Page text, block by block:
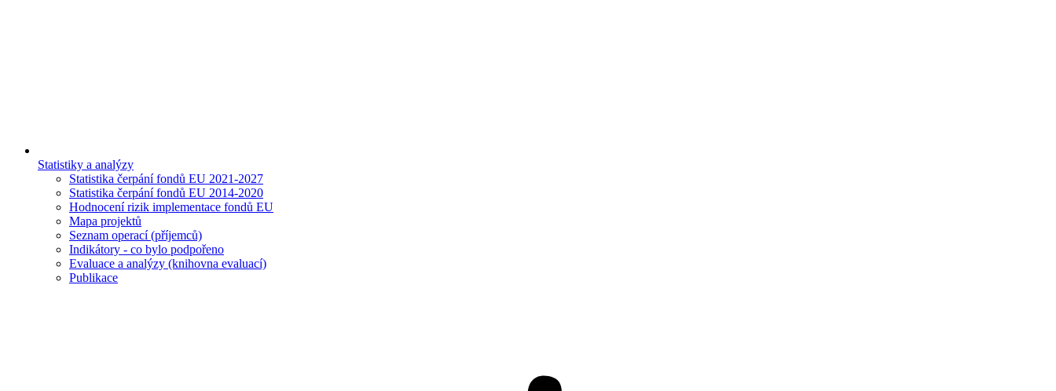
Statistiky a analýzy
Statistika čerpání fondů EU 2021-2027
Statistika čerpání fondů EU 2014-2020
Hodnocení rizik implementace fondů EU
Mapa projektů
Seznam operací (příjemců)
Indikátory - co bylo podpořeno
Evaluace a analýzy (knihovna evaluací)
Publikace